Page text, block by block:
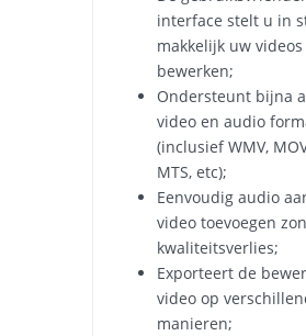
interface stelt u in
makkelijk uw videos
bewerken;
Ondersteunt bijna
video en audio
(inclusief WMV,
MTS, etc);
Eenvoudig audio
video toevoegen
kwaliteitsverlies;
Exporteert de
video op
manieren;